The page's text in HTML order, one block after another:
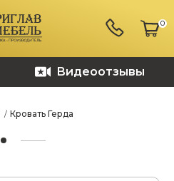
0
Видеоотзывы
Кровать Герда